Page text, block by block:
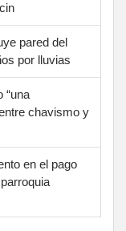
pared del
por lluvias
“una
chavismo y
en el pago